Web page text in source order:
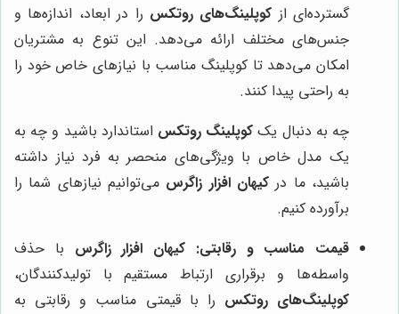
گسترده‌ای از کوپلینگ‌های روتکس را در ابعاد، اندازه‌ها و
جنس‌های مختلف ارائه می‌دهد. این تنوع به مشتریان
امکان می‌دهد تا کوپلینگ مناسب با نیازهای خاص خود را
به راحتی پیدا کنند.
چه به دنبال یک کوپلینگ روتکس استاندارد باشید و چه به
یک مدل خاص با ویژگی‌های منحصر به فرد نیاز داشته
باشید، ما در کیهان افزار زاگرس می‌توانیم نیازهای شما را
برآورده کنیم.
قیمت مناسب و رقابتی: کیهان افزار زاگرس با حذف
واسطه‌ها و برقراری ارتباط مستقیم با تولیدکنندگان،
کوپلینگ‌های روتکس را با قیمتی مناسب و رقابتی به